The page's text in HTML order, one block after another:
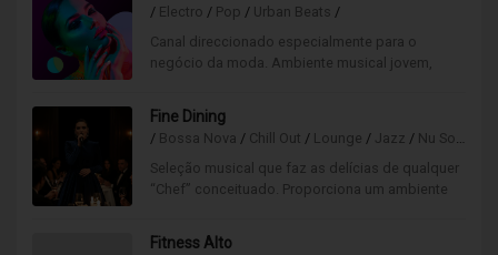
/ Electro / Pop / Urban Beats /
Canal direccionado especialmente para o
negócio da moda. Ambiente musical jovem,
electro, urban beats.
Fine Dining
/ Bossa Nova / Chill Out / Lounge / Jazz / Nu Sounds
Seleção musical que faz as delícias de qualquer
“Chef” conceituado. Proporciona um ambiente
modernos, sofisticados e muito tranquilos.
Fitness Alto